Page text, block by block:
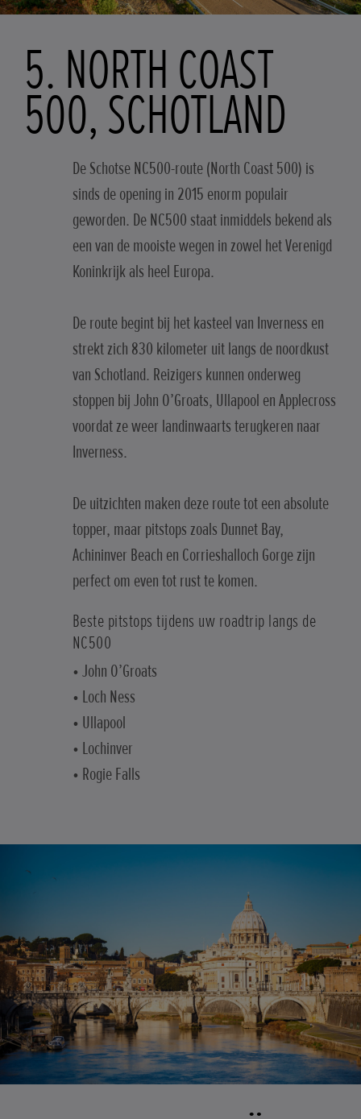
5. NORTH COAST
500, SCHOTLAND
De Schotse NC500-route (North Coast 500) is
sinds de opening in 2015 enorm populair
geworden. De NC500 staat inmiddels bekend als
een van de mooiste wegen in zowel het Verenigd
Koninkrijk als heel Europa.
De route begint bij het kasteel van Inverness en
strekt zich 830 kilometer uit langs de noordkust
van Schotland. Reizigers kunnen onderweg
stoppen bij John O’Groats, Ullapool en Applecross
voordat ze weer landinwaarts terugkeren naar
Inverness.
De uitzichten maken deze route tot een absolute
topper, maar pitstops zoals Dunnet Bay,
Achininver Beach en Corrieshalloch Gorge zijn
perfect om even tot rust te komen.
Beste pitstops tijdens uw roadtrip langs de
NC500
• John O’Groats
• Loch Ness
• Ullapool
• Lochinver
• Rogie Falls